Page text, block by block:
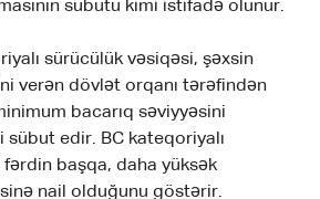
sübutu kimi istifadə olunur.
sürücülük vəsiqəsi, şəxsin
verən dövlət orqanı tərəfindən
bacarıq səviyyəsini
edir. BC kateqoriyalı
başqa, daha yüksək
nail olduğunu göstərir.